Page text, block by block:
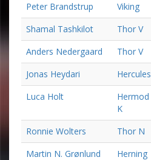
Peter Brandstrup
Viking
Shamal Tashkilot
Thor V
Anders Nedergaard
Thor V
Jonas Heydari
Hercules
Luca Holt
Hermod
K
Ronnie Wolters Thor N
Martin N. Grønlund
Herning